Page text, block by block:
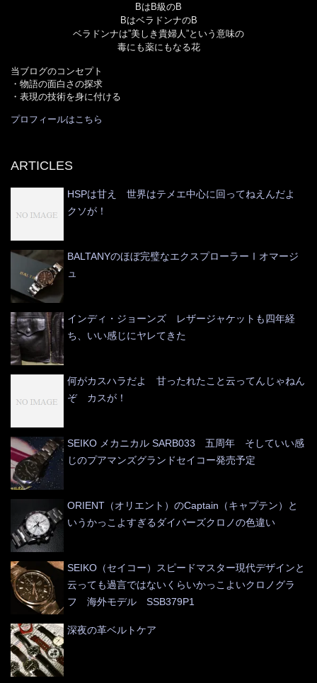
BはB級のB
BはベラドンナのB
ベラドンナは”美しき貴婦人”という意味の
毒にも薬にもなる花
当ブログのコンセプト
・物語の面白さの探求
・表現の技術を身に付ける
プロフィールはこちら
ARTICLES
HSPは甘え 世界はテメエ中心に回ってねえんだよ
クソが！
BALTANYのほぼ完璧なエクスプローラーⅠオマージ
ュ
インディ・ジョーンズ レザージャケットも四年経
ち、いい感じにヤレてきた
何がカスハラだよ 甘ったれたこと云ってんじゃねん
ぞ カスが！
SEIKO メカニカル SARB033 五周年 そしていい感
じのプアマンズグランドセイコー発売予定
ORIENT（オリエント）のCaptain（キャプテン）と
いうかっこよすぎるダイバーズクロノの色違い
SEIKO（セイコー）スピードマスター現代デザインと
云っても過言ではないくらいかっこよいクロノグラ
フ 海外モデル SSB379P1
深夜の革ベルトケア